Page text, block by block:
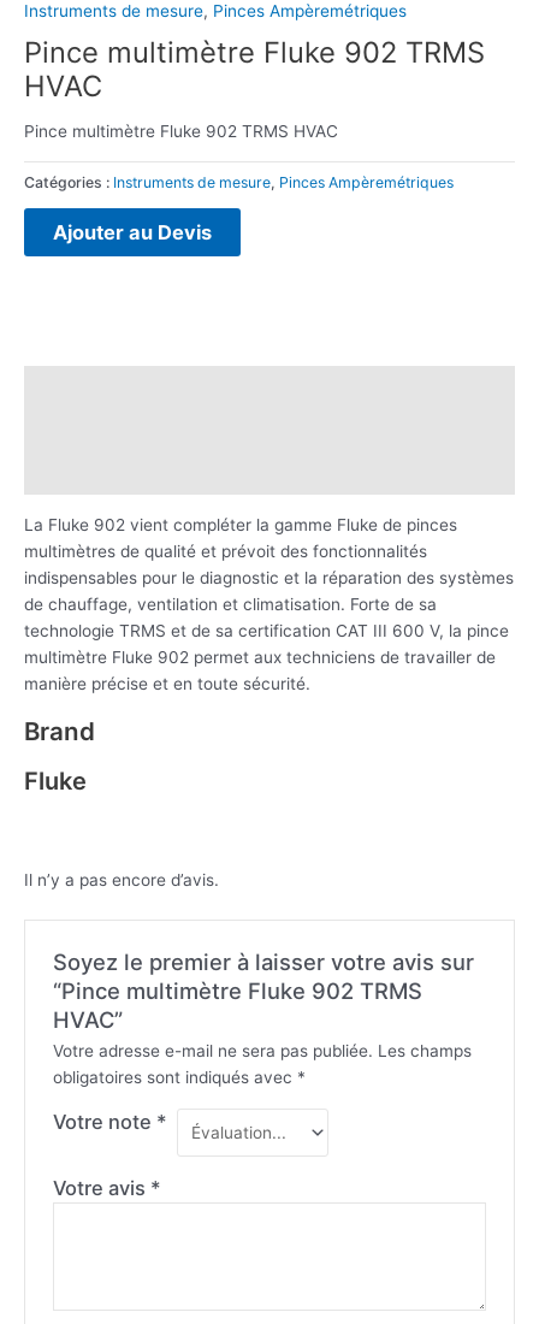
Instruments de mesure, Pinces Ampèremétriques
Pince multimètre Fluke 902 TRMS
HVAC
Pince multimètre Fluke 902 TRMS HVAC
Catégories : Instruments de mesure, Pinces Ampèremétriques
Ajouter au Devis
La Fluke 902 vient compléter la gamme Fluke de pinces
multimètres de qualité et prévoit des fonctionnalités
indispensables pour le diagnostic et la réparation des systèmes
de chauffage, ventilation et climatisation. Forte de sa
technologie TRMS et de sa certification CAT III 600 V, la pince
multimètre Fluke 902 permet aux techniciens de travailler de
manière précise et en toute sécurité.
Brand
Fluke
Il n’y a pas encore d’avis.
Soyez le premier à laisser votre avis sur
“Pince multimètre Fluke 902 TRMS
HVAC”
Votre adresse e-mail ne sera pas publiée. Les champs
obligatoires sont indiqués avec *
Votre note *
Votre avis *